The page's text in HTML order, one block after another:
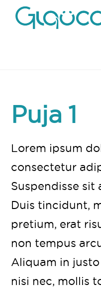
Skip
Puja 1
Lorem ipsum
consectetur
Suspendisse sit
Duis tincidunt,
pretium, erat
non tempus
Aliquam in
nisi nec, mollis